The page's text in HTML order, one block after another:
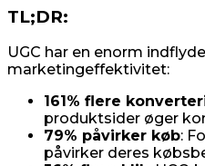
TL;DR:
UGC har en enorm
marketingeffektivitet:
161% flere
produktsider øger
79% påvirker køb:
påvirker deres